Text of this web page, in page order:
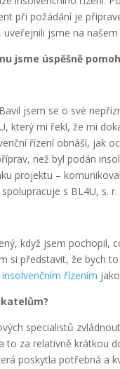
při požádání je
jsme na
jsme úspěšně
jsem se o své
který mi řekl, že mi
řízení obnáší, jak
než byl podán
projektu –
s BL4U, s. r.
když jsem pochopil,
si představit, že bych
insolvenčním řízením
specialistů
to za relativně krátkou
poskytla potřebná a